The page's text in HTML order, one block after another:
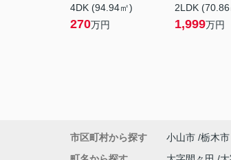
4DK (94.94㎡)
270万円
2LDK
1,999万円
市区町村から探す 小山市 栃木市